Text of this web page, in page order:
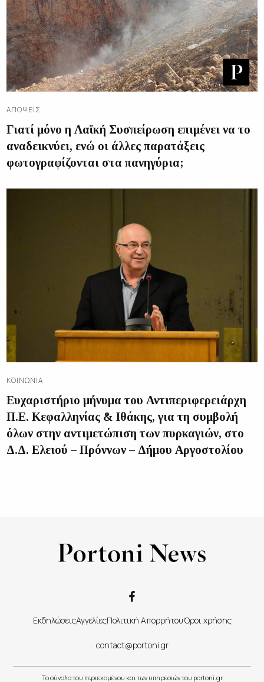
ΑΠΌΨΕΙΣ
Γιατί μόνο η Λαϊκή Συσπείρωση επιμένει να το
αναδεικνύει, ενώ οι άλλες παρατάξεις
φωτογραφίζονται στα πανηγύρια;
ΚΟΙΝΩΝΊΑ
Ευχαριστήριο μήνυμα του Αντιπεριφερειάρχη
Π.Ε. Κεφαλληνίας & Ιθάκης, για τη συμβολή
όλων στην αντιμετώπιση των πυρκαγιών, στο
Δ.Δ. Ελειού – Πρόννων – Δήμου Αργοστολίου
ΕκδηλώσειςΑγγελίεςΠολιτική ΑπορρήτουΌροι χρήσης
contact@portoni.gr
Το σύνολο του περιεχομένου και των υπηρεσιών του portoni.gr